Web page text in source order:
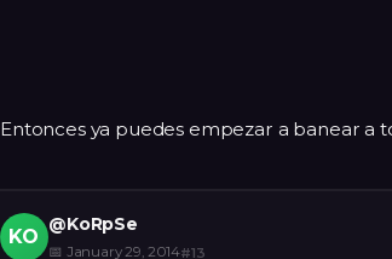
Entonces ya puedes empezar a banear a
KO
@KoRpSe
📅 January 29, 2014#13